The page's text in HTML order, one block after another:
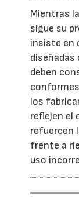
Mientras
sigue su
insiste en
deben
los
reflejen el
refuercen
frente a
uso